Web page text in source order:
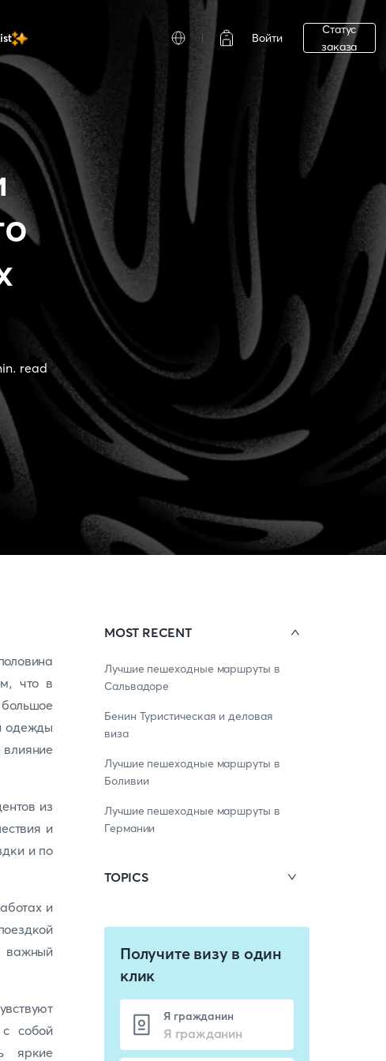
Войти
Статус
заказа
read
что в
одежды
влияние
из
и
и по
и
важный
собой
яркие
MOST RECENT
Лучшие пешеходные маршруты в
Сальвадоре
Бенин Туристическая и деловая
виза
Лучшие пешеходные маршруты в
Боливии
Лучшие пешеходные маршруты в
Германии
TOPICS
Получите визу в один
клик
Я гражданин